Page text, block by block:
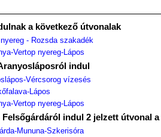
a következő útvonalak
- Rozsda szakadék
Vertop nyereg-Lápos
indul
Vércsorog vízesés
Lápos
Vertop nyereg-Lápos
Felsőgárdáról indul 2 jelzett útvonal
Mununa-Szkerisóra